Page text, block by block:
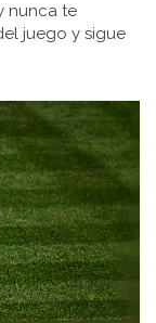
nunca te
juego y sigue